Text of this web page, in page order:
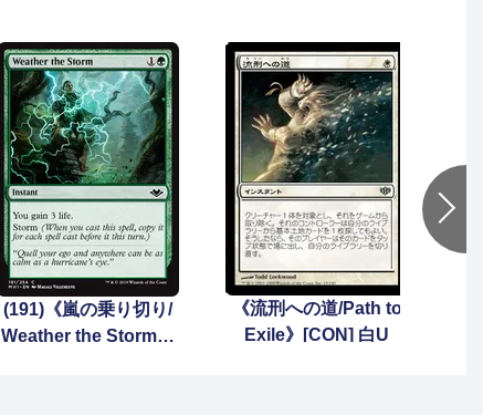
(191)《嵐の乗り切り/
Weather the Storm》
《流刑への道/Path to
Exile》[CON] 白U